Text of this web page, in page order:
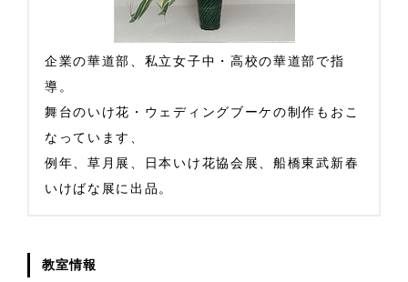
企業の華道部、私立女子中・高校の華道部で指
導。
舞台のいけ花・ウェディングブーケの制作もおこ
なっています、
例年、草月展、日本いけ花協会展、船橋東武新春
いけばな展に出品。
教室情報